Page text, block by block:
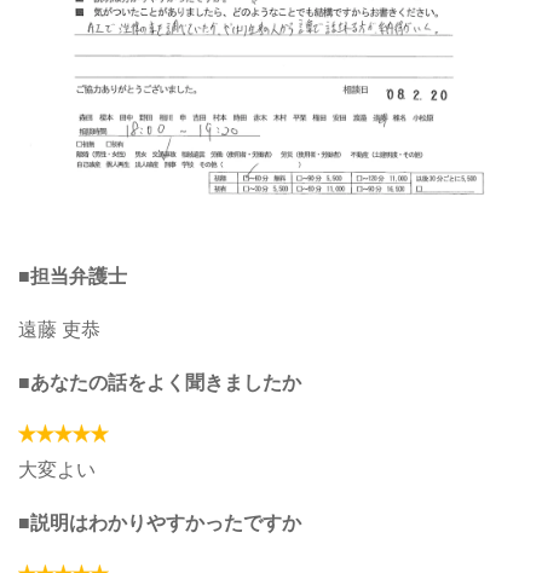
■担当弁護士
遠藤 吏恭
■あなたの話をよく聞きましたか
大変よい
■説明はわかりやすかったですか